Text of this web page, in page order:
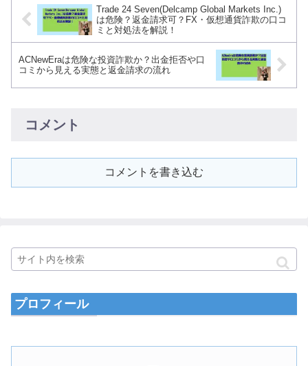
Trade 24 Seven(Delcamp Global Markets Inc.)
は危険？返金請求可？FX・仮想通貨詐欺の口コ
ミと対処法を解説！
ACNewEraは危険な投資詐欺か？出金拒否や口
コミから見える実態と返金請求の流れ
コメント
コメントを書き込む
プロフィール